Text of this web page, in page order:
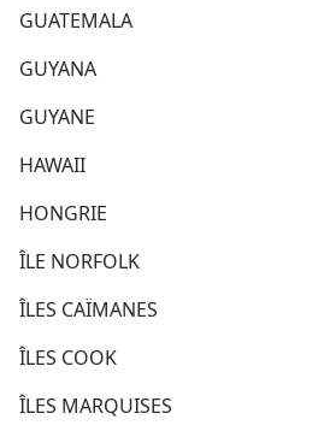
GUATEMALA
GUYANA
GUYANE
HAWAII
HONGRIE
ÎLE NORFOLK
ÎLES CAÏMANES
ÎLES COOK
ÎLES MARQUISES